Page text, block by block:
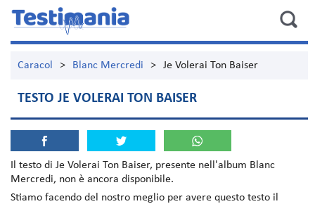
Caracol > Blanc Mercredi > Je Volerai Ton Baiser
TESTO JE VOLERAI TON BAISER
Il testo di Je Volerai Ton Baiser, presente nell'album Blanc
Mercredi, non è ancora disponibile.
Stiamo facendo del nostro meglio per avere questo testo il